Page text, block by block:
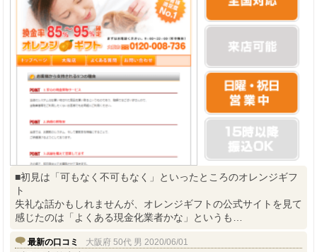
■初見は「可もなく不可もなく」といったところのオレンジギフ
ト
失礼な話かもしれませんが、オレンジギフトの公式サイトを見て
感じたのは「よくある現金化業者かな」というも…
最新の口コミ 大阪府 50代 男 2020/06/01